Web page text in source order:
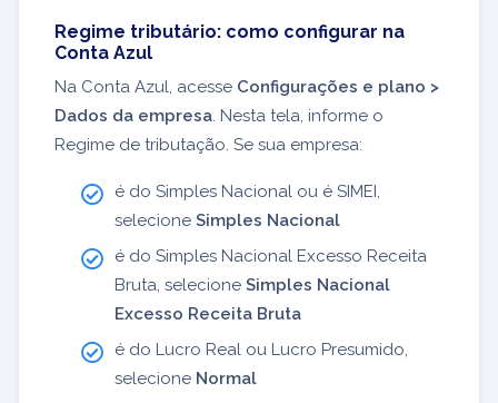
Regime tributário: como configurar na
Conta Azul
Na Conta Azul, acesse Configurações e plano >
Dados da empresa. Nesta tela, informe o
Regime de tributação. Se sua empresa:
é do Simples Nacional ou é SIMEI,
selecione Simples Nacional
é do Simples Nacional Excesso Receita
Bruta, selecione Simples Nacional
Excesso Receita Bruta
é do Lucro Real ou Lucro Presumido,
selecione Normal